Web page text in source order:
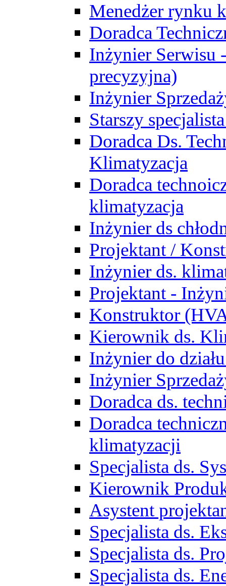
Menedżer rynku
Doradca
Inżynier Serwisu
precyzyjna)
Inżynier
Starszy
Doradca Ds.
Klimatyzacja
Doradca
klimatyzacja
Inżynier ds
Projektant /
Inżynier ds.
Projektant -
Konstruktor
Kierownik ds.
Inżynier do
Inżynier
Doradca ds.
Doradca
klimatyzacji
Specjalista ds.
Kierownik
Asystent
Specjalista ds.
Specjalista ds.
Specjalista ds.